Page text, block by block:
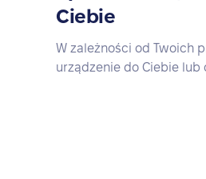
Ciebie
W zależności od Twoich
urządzenie do Ciebie